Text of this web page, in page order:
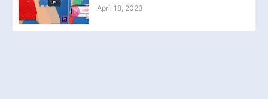
April 18, 2023